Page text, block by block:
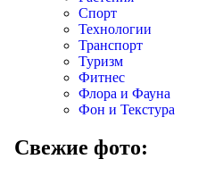
Спорт
Технологии
Транспорт
Туризм
Фитнес
Флора и Фауна
Фон и Текстура
Свежие фото: